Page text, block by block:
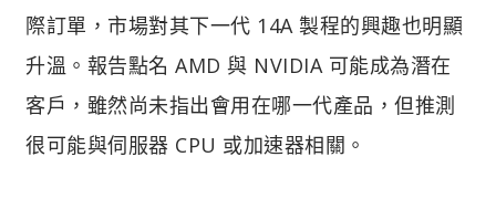
際訂單，市場對其下一代 14A 製程的興趣也明顯
升溫。報告點名 AMD 與 NVIDIA 可能成為潛在
客戶，雖然尚未指出會用在哪一代產品，但推測
很可能與伺服器 CPU 或加速器相關。